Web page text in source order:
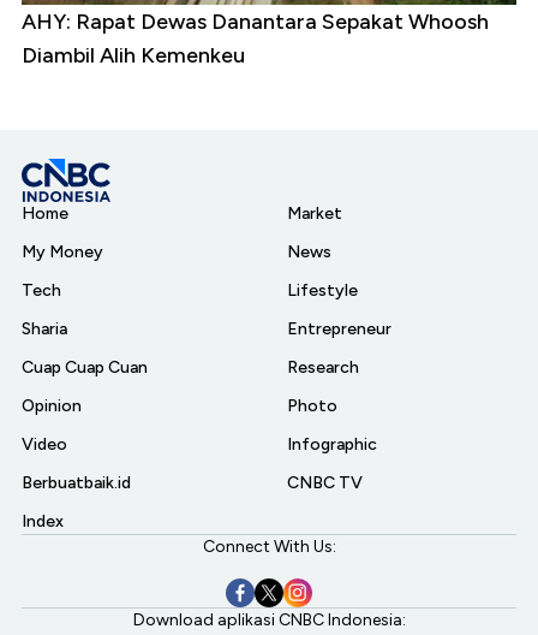
AHY: Rapat Dewas Danantara Sepakat Whoosh
Diambil Alih Kemenkeu
Home
My Money
Tech
Sharia
Cuap Cuap Cuan
Opinion
Video
Berbuatbaik.id
Index
Market
News
Lifestyle
Entrepreneur
Research
Photo
Infographic
CNBC TV
Connect With Us:
Download aplikasi CNBC Indonesia: